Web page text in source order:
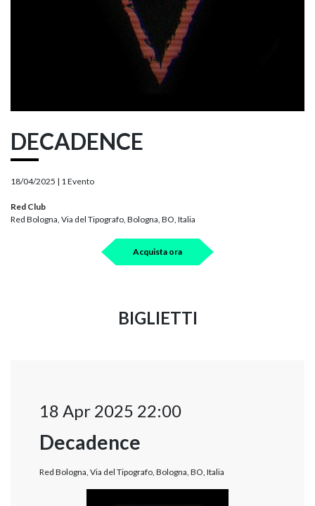
DECADENCE
18/04/2025 | 1 Evento
Red Club
Red Bologna, Via del Tipografo, Bologna, BO, Italia
Acquista ora
BIGLIETTI
18 Apr 2025 22:00
Decadence
Red Bologna, Via del Tipografo, Bologna, BO, Italia